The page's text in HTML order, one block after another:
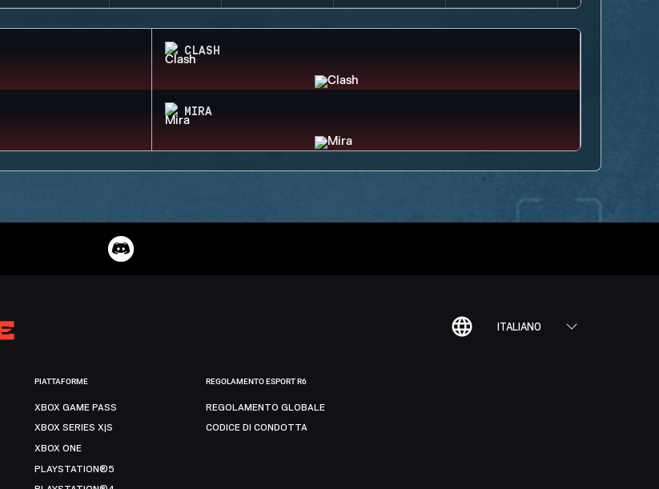
CLASH
MIRA
ITALIANO
PIATTAFORME
XBOX GAME PASS
XBOX SERIES X|S
XBOX ONE
PLAYSTATION®5
REGOLAMENTO ESPORT R6
REGOLAMENTO GLOBALE
CODICE DI CONDOTTA